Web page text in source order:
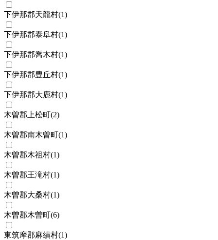
下伊那郡天龍村(1)
下伊那郡泰阜村(1)
下伊那郡喬木村(1)
下伊那郡豊丘村(1)
下伊那郡大鹿村(1)
木曽郡上松町(2)
木曽郡南木曽町(1)
木曽郡木祖村(1)
木曽郡王滝村(1)
木曽郡大桑村(1)
木曽郡木曽町(6)
東筑摩郡麻績村(1)